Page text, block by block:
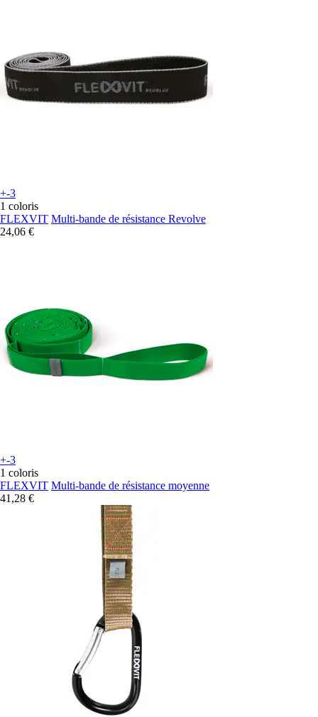
+-3
1 coloris
FLEXVIT Multi-bande de résistance Revolve
24,06 €
+-3
1 coloris
FLEXVIT Multi-bande de résistance moyenne
41,28 €